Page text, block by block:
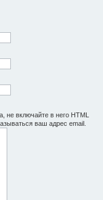
не включайте в него HTML
ваш адрес email.